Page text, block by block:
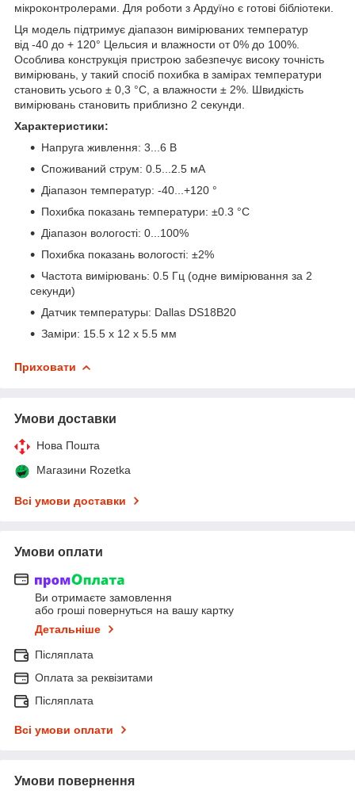
мікроконтролерами. Для роботи з Ардуїно є готові бібліотеки.
Ця модель підтримує діапазон вимірюваних температур
від -40 до + 120° Цельсия и влажности от 0% до 100%.
Особлива конструкція пристрою забезпечує високу точність
вимірювань, у такий спосіб похибка в замірах температури
становить усього ± 0,3 °С, а влажности ± 2%. Швидкість
вимірювань становить приблизно 2 секунди.
Характеристики:
Напруга живлення: 3...6 В
Споживаний струм: 0.5...2.5 мА
Діапазон температур: -40...+120 °
Похибка показань температури: ±0.3 °C
Діапазон вологості: 0...100%
Похибка показань вологості: ±2%
Частота вимірювань: 0.5 Гц (одне вимірювання за 2
секунди)
Датчик температуры: Dallas DS18B20
Заміри: 15.5 x 12 x 5.5 мм
Приховати
Умови доставки
Нова Пошта
Магазини Rozetka
Всі умови доставки
Умови оплати
Ви отримаєте замовлення
або гроші повернуться на вашу картку
Детальніше
Післяплата
Оплата за реквізитами
Післяплата
Всі умови оплати
Умови повернення